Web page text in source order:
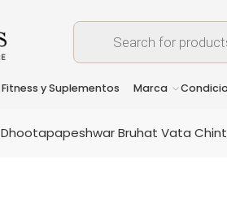
Fitness y Suplementos Marca
Dhootapapeshwar Bruhat Vata